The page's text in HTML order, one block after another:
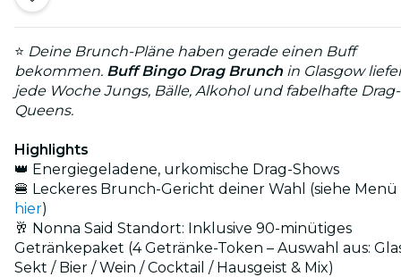
⭐ Deine Brunch-Pläne haben gerade einen Buff
bekommen. Buff Bingo Drag Brunch in Glasgow
jede Woche Jungs, Bälle, Alkohol und fabelhafte Drag-
Queens.
Highlights
👑 Energiegeladene, urkomische Drag-Shows
🍔 Leckeres Brunch-Gericht deiner Wahl (siehe Menü
hier)
🥂 Nonna Said Standort: Inklusive 90-minütiges
Getränkepaket (4 Getränke-Token – Auswahl aus:
Sekt / Bier / Wein / Cocktail / Hausgeist & Mix)